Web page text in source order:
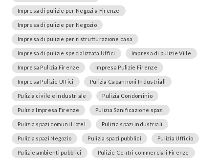
Impresa di pulizie per Negozi a Firenze
Impresa di pulizie per Negozio
Impresa di pulizie per ristrutturazione casa
Impresa di pulizie specializzata Uffici Impresa di pulizie Ville
Impresa Pulizia Firenze Impresa Pulizie Firenze
Impresa Pulizie Uffici Pulizia Capannoni Industriali
Pulizia civile e industriale Pulizia Condominio
Pulizia Impresa Firenze Pulizia Sanificazione spazi
Pulizia spazi comuni Hotel Pulizia spazi industriali
Pulizia spazi Negozio Pulizia spazi pubblici Pulizia Ufficio
Pulizie ambienti pubblici Pulizie Centri commerciali Firenze